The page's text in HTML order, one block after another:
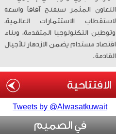
التعاون المثمر سيفتح آفاقاً واسعة
لاستقطاب الاستثمارات العالمية،
وتوطين التكنولوجيا المتقدمة، وبناء
اقتصاد مستدام يضمن الازدهار للأجيال
القادمة.
Tweets by @Alwasatkuwait
في الصميم